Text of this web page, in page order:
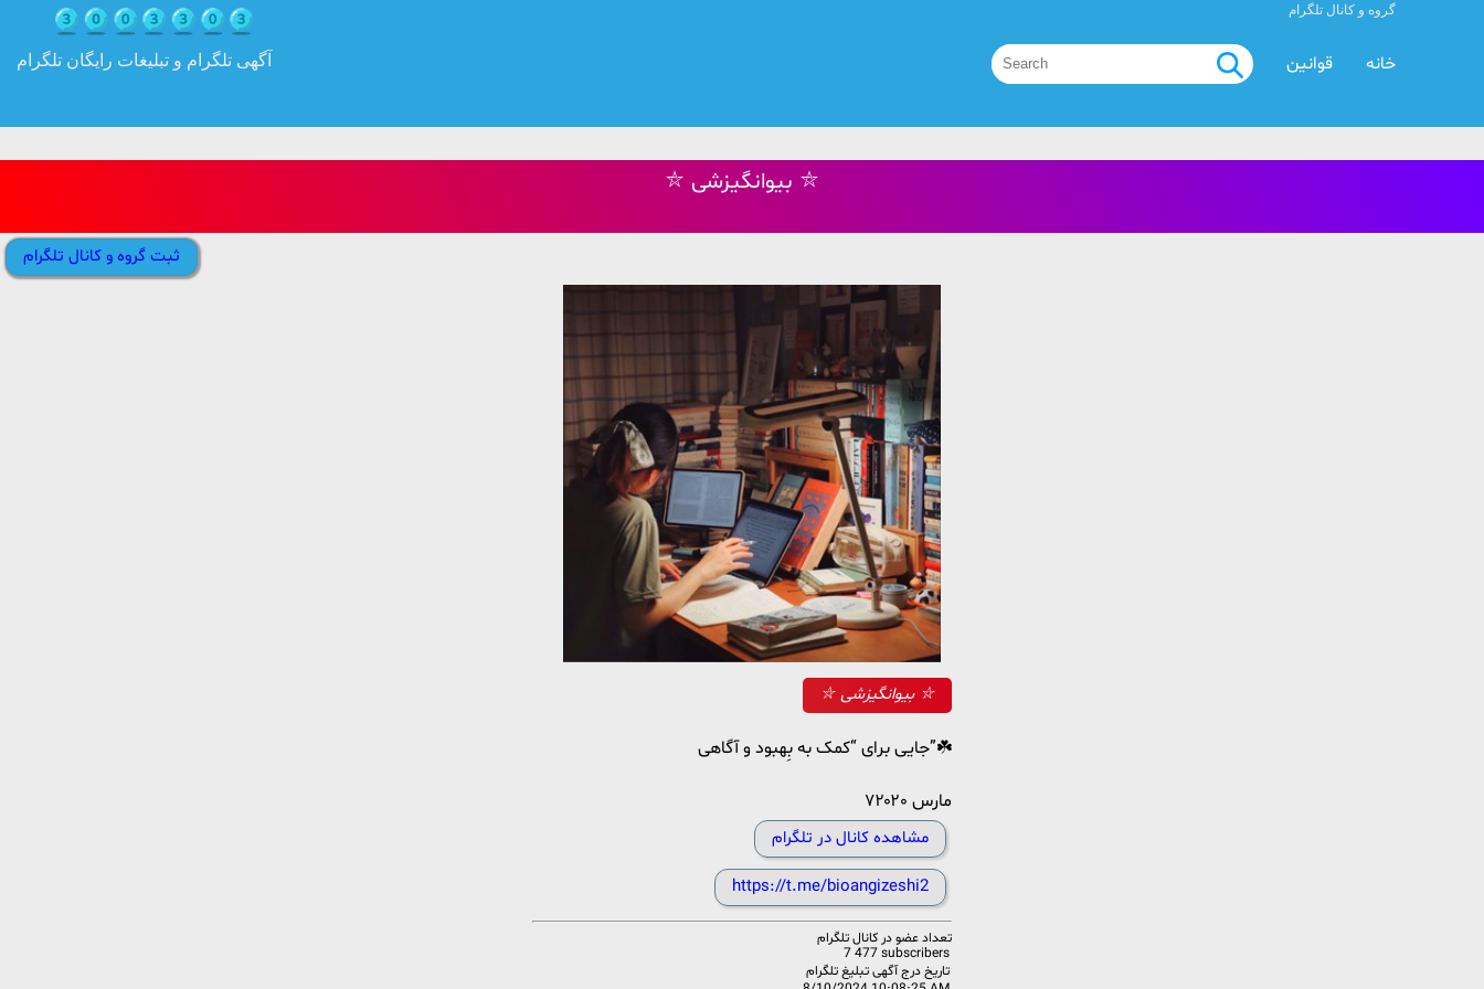
آگهی تلگرام و تبلیغات رایگان تلگرام
گروه و کانال تلگرام
قوانین خانه
⛥ بیوانگیزشی ⛥
ثبت گروه و کانال تلگرام
⛥ بیوانگیزشی ⛥
جایی برای “کمک به بِهبود و آگاهی”☘️
۷مارس ۲۰۲۰
مشاهده کانال در تلگرام
https://t.me/bioangizeshi2
تعداد عضو در کانال تلگرام
7 477 subscribers
تاریخ درج آگهی تبلیغ تلگرام